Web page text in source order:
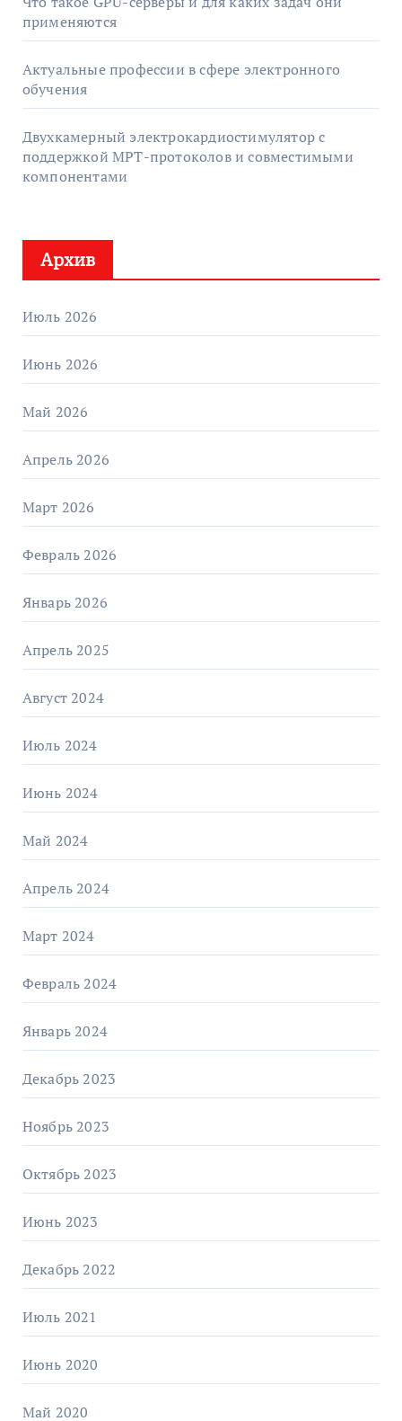
применяются
Актуальные профессии в сфере электронного
обучения
Двухкамерный электрокардиостимулятор с
поддержкой МРТ-протоколов и совместимыми
компонентами
Архив
Июль 2026
Июнь 2026
Май 2026
Апрель 2026
Март 2026
Февраль 2026
Январь 2026
Апрель 2025
Август 2024
Июль 2024
Июнь 2024
Май 2024
Апрель 2024
Март 2024
Февраль 2024
Январь 2024
Декабрь 2023
Ноябрь 2023
Октябрь 2023
Июнь 2023
Декабрь 2022
Июль 2021
Июнь 2020
Май 2020